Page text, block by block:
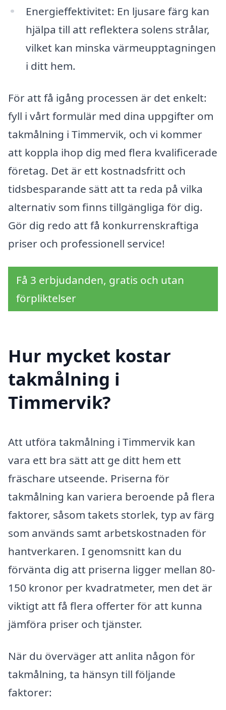
Energieffektivitet: En ljusare färg kan
hjälpa till att reflektera solens strålar,
vilket kan minska värmeupptagningen
i ditt hem.
För att få igång processen är det enkelt:
fyll i vårt formulär med dina uppgifter om
takmålning i Timmervik, och vi kommer
att koppla ihop dig med flera kvalificerade
företag. Det är ett kostnadsfritt och
tidsbesparande sätt att ta reda på vilka
alternativ som finns tillgängliga för dig.
Gör dig redo att få konkurrenskraftiga
priser och professionell service!
Få 3 erbjudanden, gratis och utan
förpliktelser
Hur mycket kostar
takmålning i
Timmervik?
Att utföra takmålning i Timmervik kan
vara ett bra sätt att ge ditt hem ett
fräschare utseende. Priserna för
takmålning kan variera beroende på flera
faktorer, såsom takets storlek, typ av färg
som används samt arbetskostnaden för
hantverkaren. I genomsnitt kan du
förvänta dig att priserna ligger mellan 80-
150 kronor per kvadratmeter, men det är
viktigt att få flera offerter för att kunna
jämföra priser och tjänster.
När du överväger att anlita någon för
takmålning, ta hänsyn till följande
faktorer: